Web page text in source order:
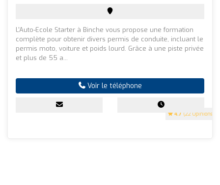
4.7 (22 Opinions)
L'Auto-Ecole Starter à Binche vous propose une formation
complète pour obtenir divers permis de conduite, incluant le
permis moto, voiture et poids lourd. Grâce à une piste privée
et plus de 55 a...
Voir le téléphone